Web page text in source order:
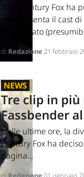
20th Century Fox ha
che presenta il cast
annunciato
di Redazione21 febbraio
NEWS
Tre clip in più
Fassbender
Nelle ultime ore, la
Century Fox ha
pagina...